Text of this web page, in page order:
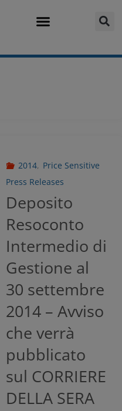
2014, Price Sensitive
Press Releases
Deposito
Resoconto
Intermedio di
Gestione al
30 settembre
2014 – Avviso
che verrà
pubblicato
sul CORRIERE
DELLA SERA